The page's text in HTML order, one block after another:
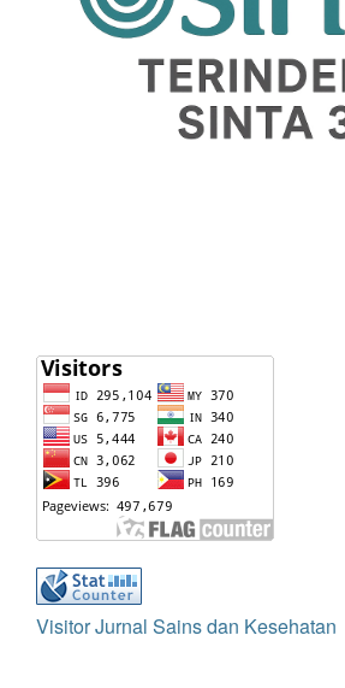
Visitor Jurnal Sains dan Kesehatan